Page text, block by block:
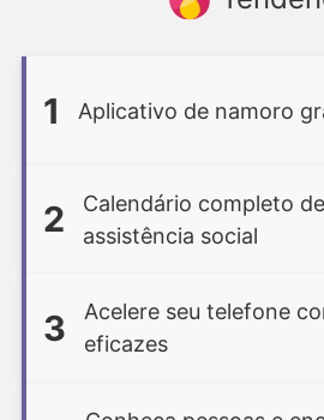
1 Aplicativo de namoro
2
Calendário completo
assistência social
3
Acelere seu telefone
eficazes